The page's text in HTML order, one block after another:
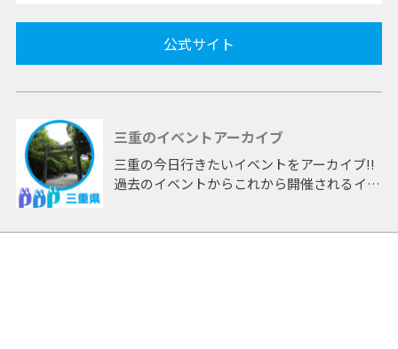
公式サイト
三重のイベントアーカイブ
三重の今日行きたいイベントをアーカイブ!!
過去のイベントからこれから開催されるイベ